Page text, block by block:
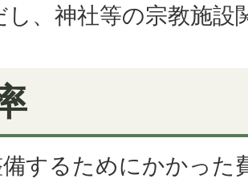
し、神社等の宗教施設
するためにかかった